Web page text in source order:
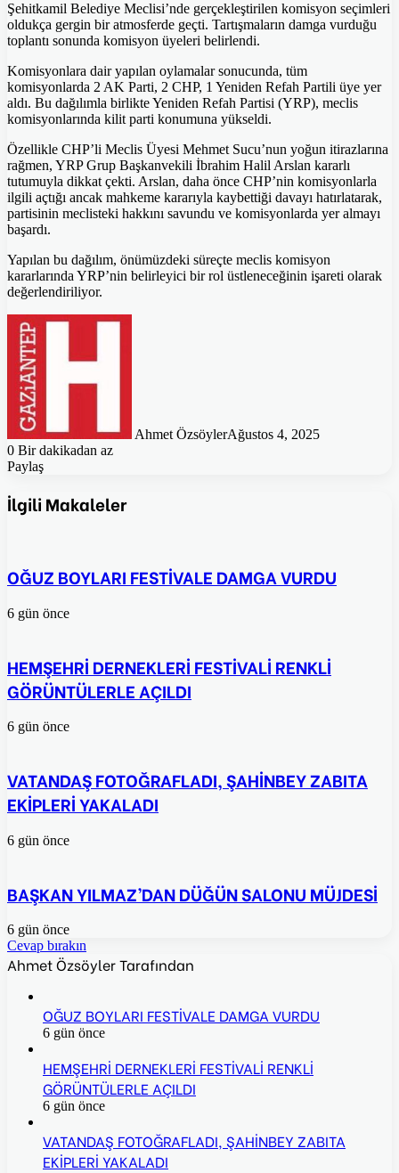
Şehitkamil Belediye Meclisi’nde gerçekleştirilen komisyon seçimleri
oldukça gergin bir atmosferde geçti. Tartışmaların damga vurduğu
toplantı sonunda komisyon üyeleri belirlendi.
Komisyonlara dair yapılan oylamalar sonucunda, tüm
komisyonlarda 2 AK Parti, 2 CHP, 1 Yeniden Refah Partili üye yer
aldı. Bu dağılımla birlikte Yeniden Refah Partisi (YRP), meclis
komisyonlarında kilit parti konumuna yükseldi.
Özellikle CHP’li Meclis Üyesi Mehmet Sucu’nun yoğun itirazlarına
rağmen, YRP Grup Başkanvekili İbrahim Halil Arslan kararlı
tutumuyla dikkat çekti. Arslan, daha önce CHP’nin komisyonlarla
ilgili açtığı ancak mahkeme kararıyla kaybettiği davayı hatırlatarak,
partisinin meclisteki hakkını savundu ve komisyonlarda yer almayı
başardı.
Yapılan bu dağılım, önümüzdeki süreçte meclis komisyon
kararlarında YRP’nin belirleyici bir rol üstleneceğinin işareti olarak
değerlendiriliyor.
Ahmet ÖzsöylerAğustos 4, 2025
0 Bir dakikadan az
Paylaş
Posta
ile
İlgili Makaleler
OĞUZ BOYLARI FESTİVALE DAMGA VURDU
6 gün önce
HEMŞEHRİ DERNEKLERİ FESTİVALİ RENKLİ
GÖRÜNTÜLERLE AÇILDI
6 gün önce
VATANDAŞ FOTOĞRAFLADI, ŞAHİNBEY ZABITA
EKİPLERİ YAKALADI
6 gün önce
BAŞKAN YILMAZ’DAN DÜĞÜN SALONU MÜJDESİ
6 gün önce
Cevap bırakın
Ahmet Özsöyler Tarafından
OĞUZ BOYLARI FESTİVALE DAMGA VURDU
6 gün önce
HEMŞEHRİ DERNEKLERİ FESTİVALİ RENKLİ
GÖRÜNTÜLERLE AÇILDI
6 gün önce
VATANDAŞ FOTOĞRAFLADI, ŞAHİNBEY ZABITA
EKİPLERİ YAKALADI